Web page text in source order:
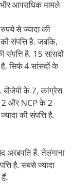
आपराधिक मामले
से ज्यादा की
संपत्ति है. जबकि,
है. 15 सांसदों
सिर्फ 4 सांसदों के
बीजेपी के 7, कांग्रेस
2 और NCP के 2
की संपत्ति है.
अरबपति हैं. तेलंगाना
है. सबसे ज्यादा